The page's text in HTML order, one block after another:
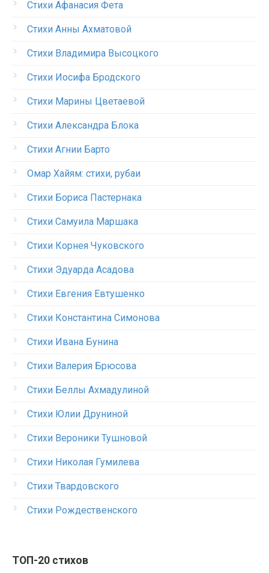
Стихи Афанасия Фета
Стихи Анны Ахматовой
Стихи Владимира Высоцкого
Стихи Иосифа Бродского
Стихи Марины Цветаевой
Стихи Александра Блока
Стихи Агнии Барто
Омар Хайям: стихи, рубаи
Стихи Бориса Пастернака
Стихи Самуила Маршака
Стихи Корнея Чуковского
Стихи Эдуарда Асадова
Стихи Евгения Евтушенко
Стихи Константина Симонова
Стихи Ивана Бунина
Стихи Валерия Брюсова
Стихи Беллы Ахмадулиной
Стихи Юлии Друниной
Стихи Вероники Тушновой
Стихи Николая Гумилева
Стихи Твардовского
Стихи Рождественского
ТОП-20 стихов